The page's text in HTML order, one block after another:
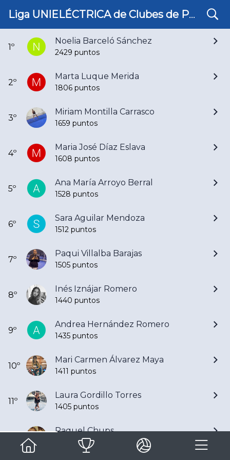
Liga UNIELÉCTRICA de Clubes de Pádel de Córdoba search
Ranking Cuarta Femenino 24/25
1º
Noelia Barceló Sánchez
2429 puntos
2º
Marta Luque Merida
1806 puntos
3º
Miriam Montilla Carrasco
1659 puntos
4º
Maria José Díaz Eslava
1608 puntos
5º
Ana María Arroyo Berral
1528 puntos
6º
Sara Aguilar Mendoza
1512 puntos
7º
Paqui Villalba Barajas
1505 puntos
8º
Inés Iznájar Romero
1440 puntos
9º
Andrea Hernández Romero
1435 puntos
10º
Mari Carmen Álvarez Maya
1411 puntos
11º
Laura Gordillo Torres
1405 puntos
Raquel Chups
1352 puntos